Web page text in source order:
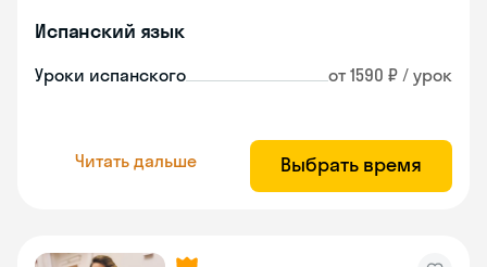
Испанский язык
Уроки испанского от 1590 ₽ / урок
Читать дальше Выбрать время